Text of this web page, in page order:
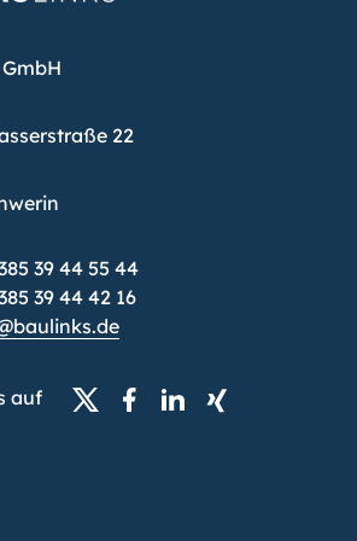
22
39 44 55 44
39 44 42 16
auf